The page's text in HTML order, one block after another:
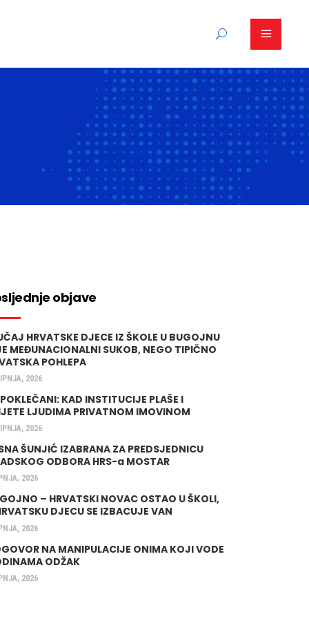
objave
HRVATSKE DJECE IZ ŠKOLE U BUGOJNU
MEĐUNACIONALNI SUKOB, NEGO TIPIČNO
POHLEPA
2026
KAD INSTITUCIJE PLAŠE I
LJUDIMA PRIVATNOM IMOVINOM
2026
ŠUNJIĆ IZABRANA ZA PREDSJEDNICU
ODBORA HRS-a MOSTAR
2026
– HRVATSKI NOVAC OSTAO U ŠKOLI,
DJECU SE IZBACUJE VAN
2026
NA MANIPULACIJE ONIMA KOJI VODE
ODŽAK
2026